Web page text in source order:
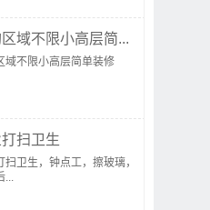
域不限小高层简...
域不限小高层简单装修
扫卫生
扫卫生，钟点工，擦玻璃，
...